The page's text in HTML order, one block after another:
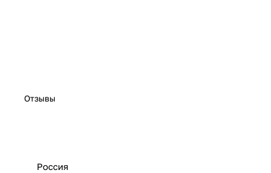
Отзывы
Россия